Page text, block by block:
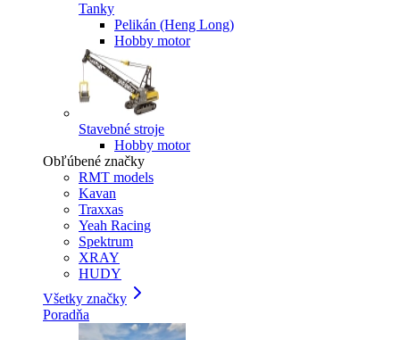
Tanky
Pelikán (Heng Long)
Hobby motor
Stavebné stroje
Hobby motor
Obľúbené značky
RMT models
Kavan
Traxxas
Yeah Racing
Spektrum
XRAY
HUDY
Všetky značky
Poradňa